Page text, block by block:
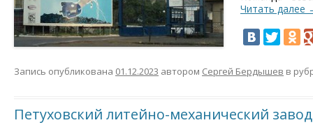
Читать далее
Запись опубликована 01.12.2023 автором Сергей Бердышев в
Петуховский литейно-механический